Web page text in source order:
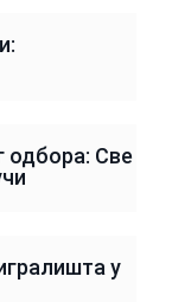
одбора: Све
у